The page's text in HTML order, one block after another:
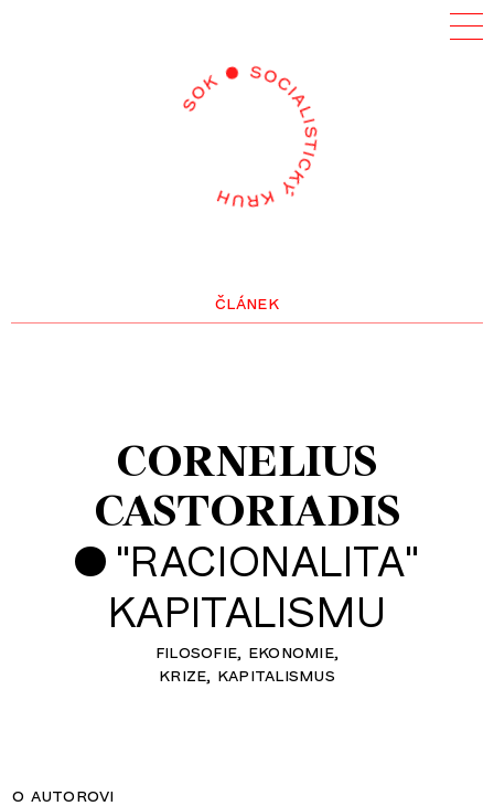
článek
CORNELIUS
CASTORIADIS
• "RACIONALITA"
KAPITALISMU
filosofie ekonomie
krize kapitalismus
o autorovi